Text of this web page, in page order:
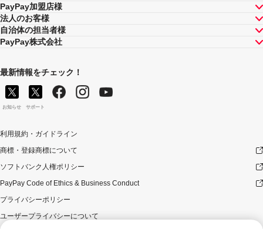
PayPay加盟店様
法人のお客様
自治体の担当者様
PayPay株式会社
最新情報をチェック！
お知らせ サポート
利用規約・ガイドライン
商標・登録商標について
ソフトバンク人権ポリシー
PayPay Code of Ethics & Business Conduct
プライバシーポリシー
ユーザープライバシーについて